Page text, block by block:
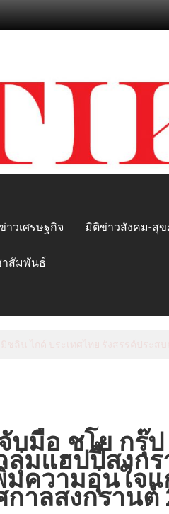
าวเศรษฐกิจ มิติข่าวสังคม-สุ
าสัมพันธ์
บมือ ชโย กรุ๊
ลุ่มแฮปปี้สงก
มความอุ่นใจ
าลสงกรานต์